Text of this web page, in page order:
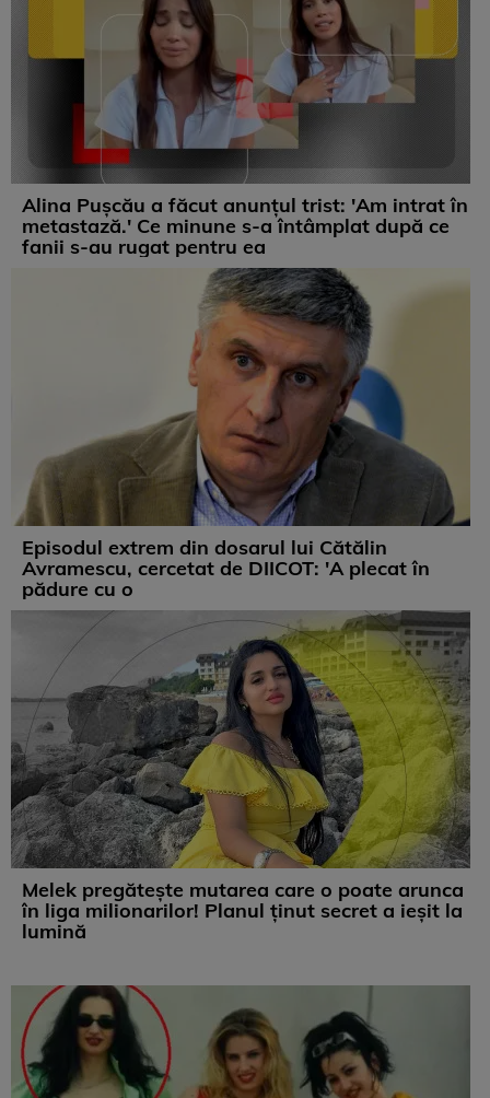
Alina Pușcău a făcut anunțul trist: 'Am intrat în
metastază.' Ce minune s-a întâmplat după ce
fanii s-au rugat pentru ea
Episodul extrem din dosarul lui Cătălin
Avramescu, cercetat de DIICOT: 'A plecat în
pădure cu o
Melek pregătește mutarea care o poate arunca
în liga milionarilor! Planul ținut secret a ieșit la
lumină